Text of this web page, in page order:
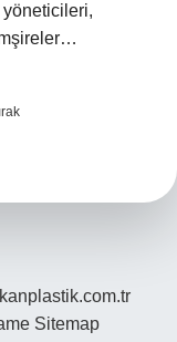
yöneticileri,
Sitemap